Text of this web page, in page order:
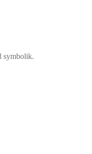
symbolik.